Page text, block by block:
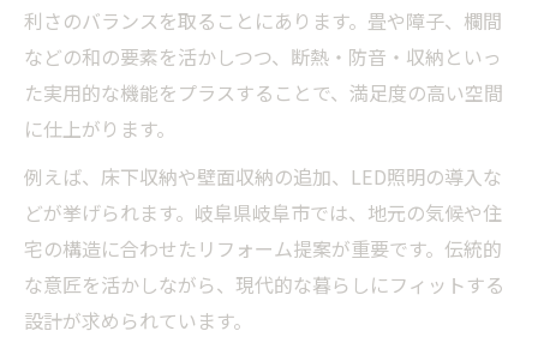
利さのバランスを取ることにあります。畳や障子、欄間
などの和の要素を活かしつつ、断熱・防音・収納といっ
た実用的な機能をプラスすることで、満足度の高い空間
に仕上がります。
例えば、床下収納や壁面収納の追加、LED照明の導入な
どが挙げられます。岐阜県岐阜市では、地元の気候や住
宅の構造に合わせたリフォーム提案が重要です。伝統的
な意匠を活かしながら、現代的な暮らしにフィットする
設計が求められています。